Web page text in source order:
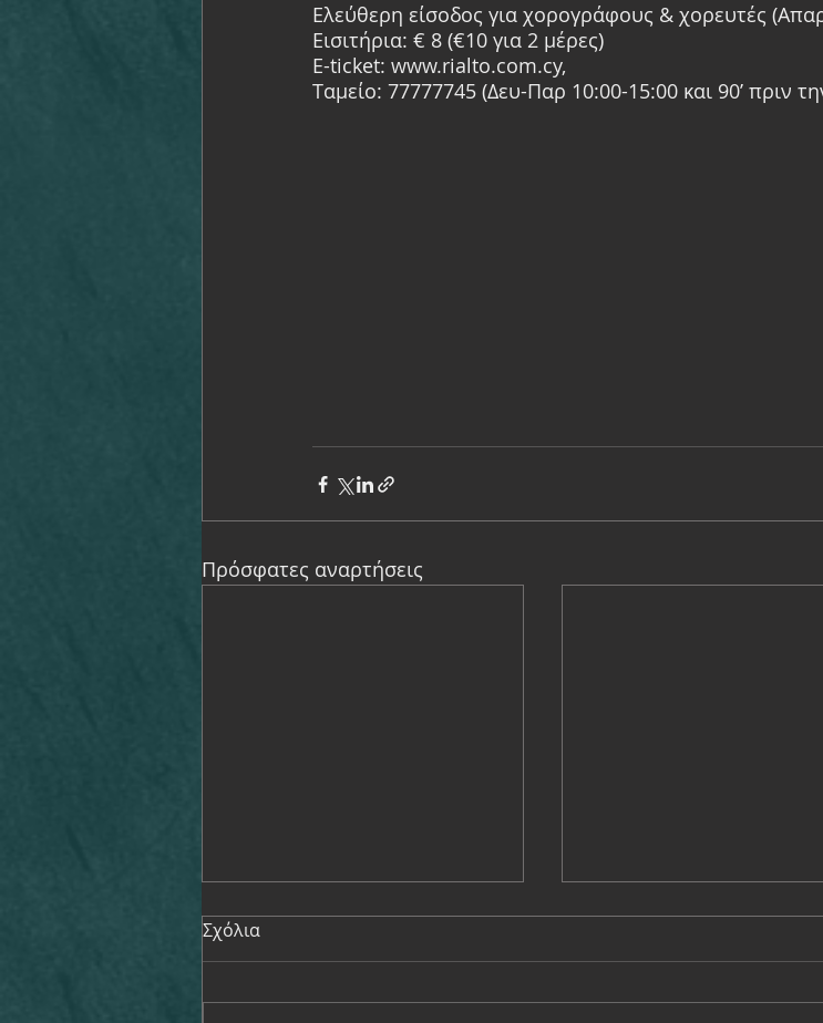
Ελεύθερη είσοδος για χορογράφους & χορευτές
Εισιτήρια: € 8 (€10 για 2 μέρες)
E-ticket: www.rialto.com.cy,
Tαμείο: 77777745 (Δευ-Παρ 10:00-15:00 και 90’ πριν
Πρόσφατες αναρτήσεις
Σχόλια